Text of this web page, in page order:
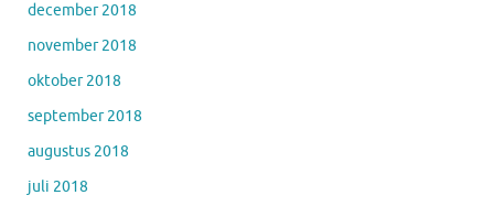
december 2018
november 2018
oktober 2018
september 2018
augustus 2018
juli 2018